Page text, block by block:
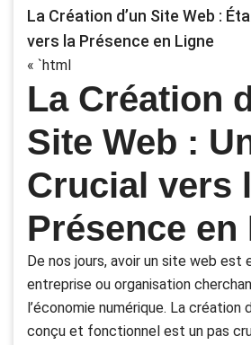
La Création d’un Site Web :
vers la Présence en Ligne
« `html
La Création
Site Web :
Crucial vers
Présence en
De nos jours, avoir un site web
entreprise ou organisation
l’économie numérique. La création
conçu et fonctionnel est un pas